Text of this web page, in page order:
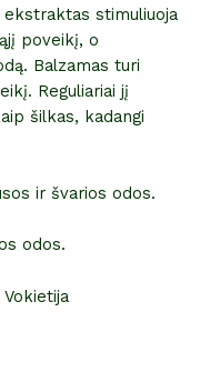
stimuliuoja
poveikį, o
Balzamas turi
Reguliariai jį
šilkas, kadangi
ir švarios odos.
odos.